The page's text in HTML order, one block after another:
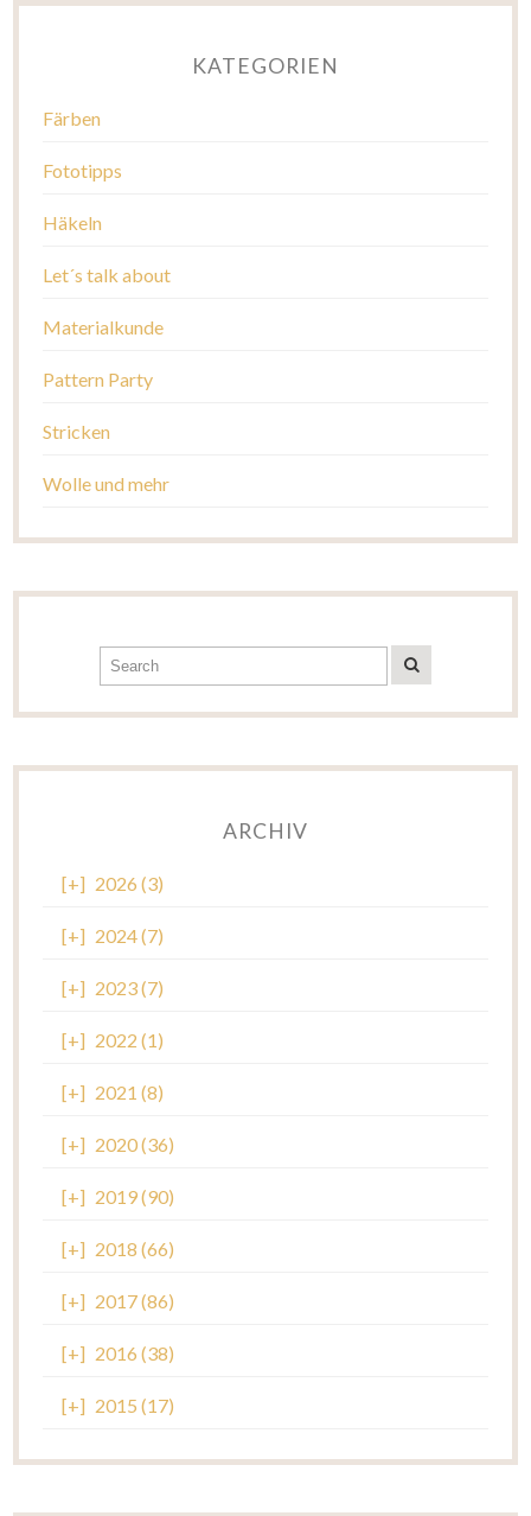
KATEGORIEN
Färben
Fototipps
Häkeln
Let´s talk about
Materialkunde
Pattern Party
Stricken
Wolle und mehr
ARCHIV
[+] 2026 (3)
[+] 2024 (7)
[+] 2023 (7)
[+] 2022 (1)
[+] 2021 (8)
[+] 2020 (36)
[+] 2019 (90)
[+] 2018 (66)
[+] 2017 (86)
[+] 2016 (38)
[+] 2015 (17)